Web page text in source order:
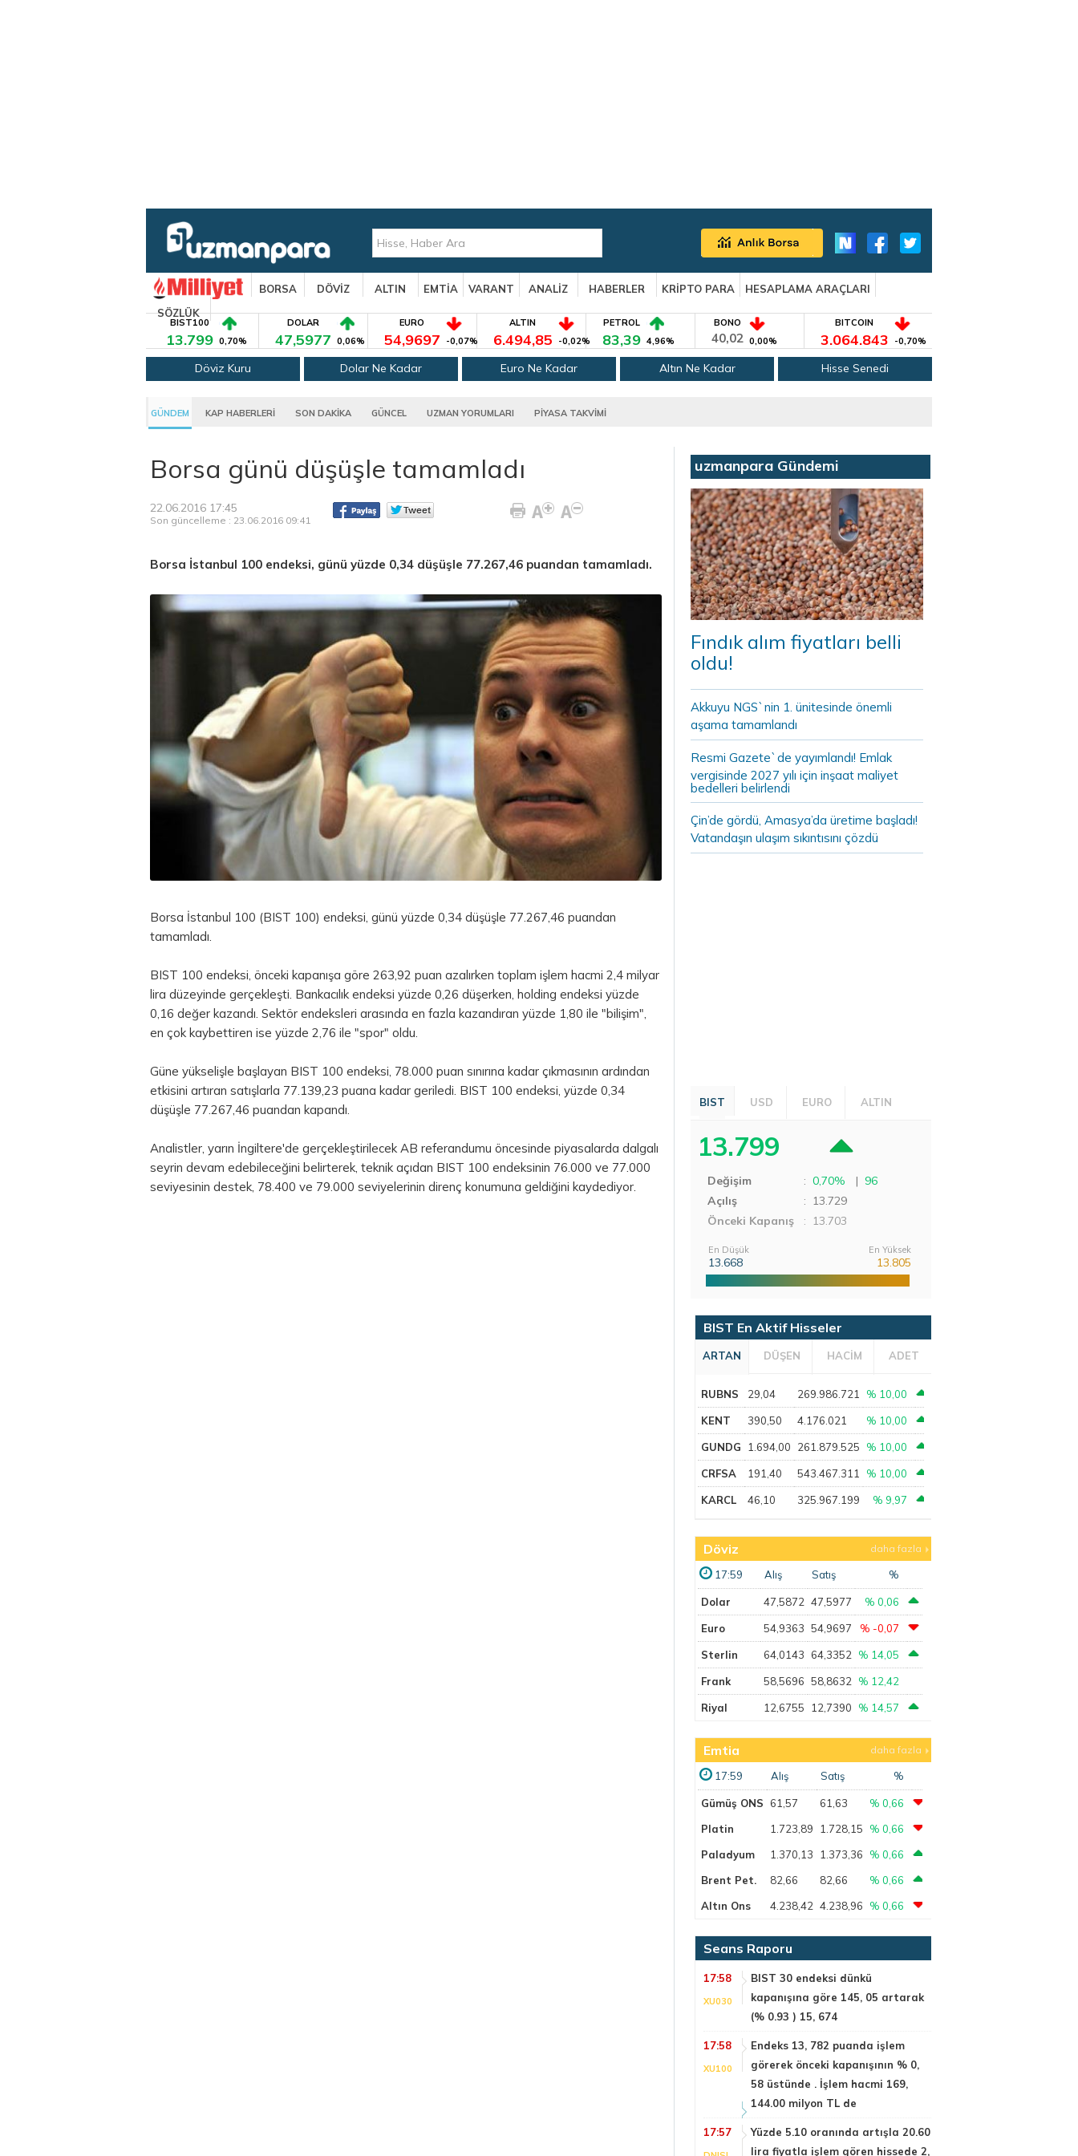
BORSA DÖVİZ ALTIN EMTİA VARANT ANALİZ HABERLER KRİPTO PARA
HESAPLAMA ARAÇLARI
SÖZLÜK
BIST100
13.799 0,70%
DOLAR
47,5977 0,06%
EURO
54,9697 -0,07%
ALTIN
6.494,85 -0,02%
PETROL
83,39 4,96%
BONO
40,02 0,00%
BITCOIN
3.064.843 -0,70%
Döviz Kuru Dolar Ne Kadar Euro Ne Kadar Altın Ne Kadar Hisse Senedi
GÜNDEM KAP HABERLERİ SON DAKİKA GÜNCEL UZMAN YORUMLARI PİYASA TAKVİMİ
Borsa günü düşüşle tamamladı
22.06.2016 17:45
Son güncelleme : 23.06.2016 09:41
Borsa İstanbul 100 endeksi, günü yüzde 0,34 düşüşle 77.267,46 puandan tamamladı.
Borsa İstanbul 100 (BIST 100) endeksi, günü yüzde 0,34 düşüşle 77.267,46 puandan
tamamladı.
BIST 100 endeksi, önceki kapanışa göre 263,92 puan azalırken toplam işlem hacmi 2,4 milyar
lira düzeyinde gerçekleşti. Bankacılık endeksi yüzde 0,26 düşerken, holding endeksi yüzde
0,16 değer kazandı. Sektör endeksleri arasında en fazla kazandıran yüzde 1,80 ile "bilişim",
en çok kaybettiren ise yüzde 2,76 ile "spor" oldu.
Güne yükselişle başlayan BIST 100 endeksi, 78.000 puan sınırına kadar çıkmasının ardından
etkisini artıran satışlarla 77.139,23 puana kadar geriledi. BIST 100 endeksi, yüzde 0,34
düşüşle 77.267,46 puandan kapandı.
Analistler, yarın İngiltere'de gerçekleştirilecek AB referandumu öncesinde piyasalarda dalgalı
seyrin devam edebileceğini belirterek, teknik açıdan BIST 100 endeksinin 76.000 ve 77.000
seviyesinin destek, 78.400 ve 79.000 seviyelerinin direnç konumuna geldiğini kaydediyor.
uzmanpara Gündemi
Fındık alım fiyatları belli
oldu!
Akkuyu NGS`nin 1. ünitesinde önemli
aşama tamamlandı
Resmi Gazete`de yayımlandı! Emlak
vergisinde 2027 yılı için inşaat maliyet
bedelleri belirlendi
Çin’de gördü, Amasya’da üretime başladı!
Vatandaşın ulaşım sıkıntısını çözdü
BIST USD EURO ALTIN
13.799
Değişim : 0,70% | 96
Açılış
: 13.729
Önceki Kapanış
: 13.703
En Düşük
13.668
En Yüksek
13.805
BIST En Aktif Hisseler
ARTAN DÜŞEN HACİM ADET
RUBNS 29,04 269.986.721 % 10,00
KENT 390,50 4.176.021 % 10,00
GUNDG 1.694,00 261.879.525 % 10,00
CRFSA 191,40 543.467.311 % 10,00
KARCL 46,10 325.967.199 % 9,97
Döviz daha fazla
17:59 Alış Satış %
Dolar 47,5872 47,5977 % 0,06
Euro 54,9363 54,9697 % -0,07
Sterlin 64,0143 64,3352 % 14,05
Frank 58,5696 58,8632 % 12,42
Riyal 12,6755 12,7390 % 14,57
Emtia daha fazla
17:59 Alış Satış %
Gümüş ONS 61,57 61,63
% 0,66
Platin
1.723,89 1.728,15
% 0,66
Paladyum
1.370,13 1.373,36
% 0,66
Brent Pet.
82,66 82,66
% 0,66
Altın Ons
4.238,42 4.238,96 % 0,66
Seans Raporu
17:58
XU030
BIST 30 endeksi dünkü
kapanışına göre 145, 05 artarak
(% 0.93 ) 15, 674
17:58
XU100
Endeks 13, 782 puanda işlem
görerek önceki kapanışının % 0,
58 üstünde . İşlem hacmi 169,
144.00 milyon TL de
17:57
Yüzde 5.10 oranında artışla 20.60
lira fiyatla işlem gören hissede 2,